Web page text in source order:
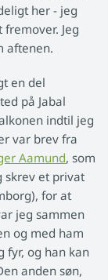
her - jeg
Jeg
aftenen.
en del
på Jabal
indtil jeg
var brev fra
Aamund, som
skrev et privat
for at
jeg sammen
og med ham
fyr, og han kan
anden søn,